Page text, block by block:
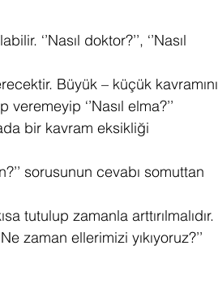
‘’Nasıl doktor?’’, ‘’Nasıl
Büyük – küçük kavramını
‘’Nasıl elma?’’
bir kavram eksikliği
sorusunun cevabı somuttan
zaman ellerimizi yıkıyoruz?’’